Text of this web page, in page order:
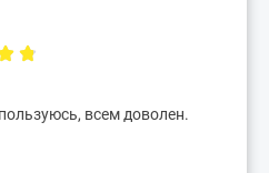
всем доволен.